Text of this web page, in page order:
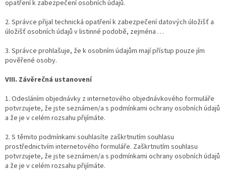
opatření k zabezpečení osobních údajů.
2. Správce přijal technická opatření k zabezpečení datových úložišť a
úložišť osobních údajů v listinné podobě, zejména …
3. Správce prohlašuje, že k osobním údajům mají přístup pouze jím
pověřené osoby.
VIII. Závěrečná ustanovení
1. Odesláním objednávky z internetového objednávkového formuláře
potvrzujete, že jste seznámen/a s podmínkami ochrany osobních údajů
a že je v celém rozsahu přijímáte.
2. S těmito podmínkami souhlasíte zaškrtnutím souhlasu
prostřednictvím internetového formuláře. Zaškrtnutím souhlasu
potvrzujete, že jste seznámen/a s podmínkami ochrany osobních údajů
a že je v celém rozsahu přijímáte.